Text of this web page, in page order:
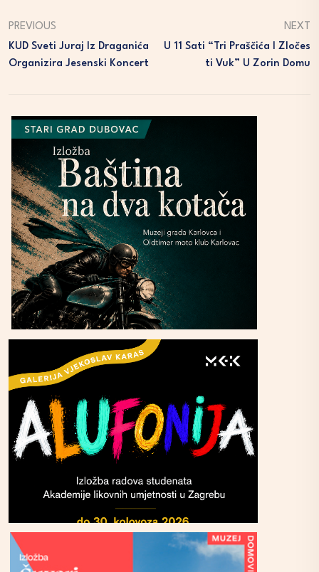
PREVIOUS
KUD Sveti Juraj Iz Draganića
Organizira Jesenski Koncert
NEXT
U 11 Sati “Tri Praščića I Zločes
Ti Vuk” U Zorin Domu